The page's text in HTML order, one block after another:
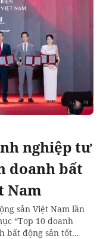
nghiệp tư
doanh bất
Nam
sản Việt Nam lần
“Top 10 doanh
bất động sản tốt...